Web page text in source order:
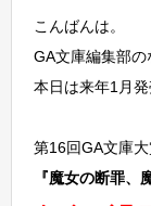
こんばんは。
GA文庫編集部の
本日は来年1月
第16回GA文庫大
『魔女の断罪、